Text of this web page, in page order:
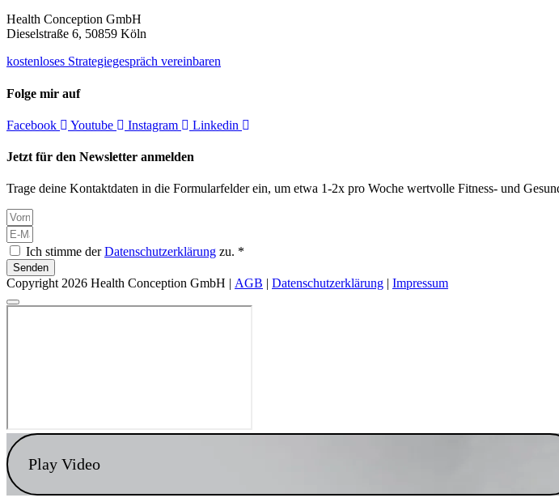
Health Conception GmbH
Dieselstraße 6, 50859 Köln
kostenloses Strategiegespräch vereinbaren
Folge mir auf
Facebook Youtube Instagram Linkedin
Jetzt für den Newsletter anmelden
Trage deine Kontaktdaten in die Formularfelder ein, um etwa 1-2x pro Woche wertvolle Fitness- und
Ich stimme derDatenschutzerklärung zu. *
Senden
Copyright 2026 Health Conception GmbH | AGB Datenschutzerklärung Impressum
Play Video